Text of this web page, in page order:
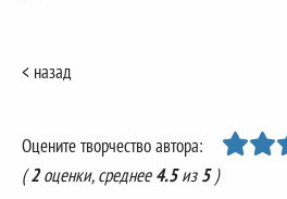
< назад
Оцените творчество автора:
(2оценки, среднее4.5из5)